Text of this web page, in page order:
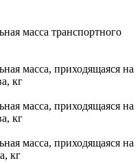
масса транспортного
масса, приходящаяся на
кг
масса, приходящаяся на
кг
масса, приходящаяся на
кг